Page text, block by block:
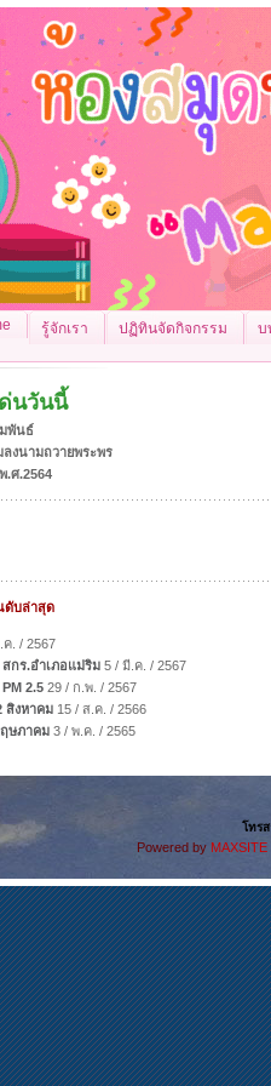
รู้จักเรา ปฏิทินจัดกิจกรรม บ
ด่นวันนี้
พันธ์
งนามถวายพระพร
.ศ.2564
ดับล่าสุด
ค. / 2567
กร.อำเภอแม่ริม 5 / มี.ค. / 2567
2.5 29 / ก.พ. / 2567
สิงหาคม 15 / ส.ค. / 2566
ษภาคม 3 / พ.ค. / 2565
โทร
Powered by